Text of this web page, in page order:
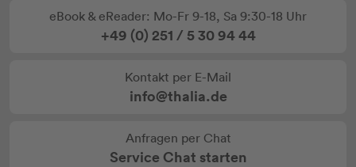
eBook & eReader: Mo-Fr 9-18, Sa 9:30-18 Uhr
+49 (0) 251 / 5 30 94 44
Kontakt per E-Mail
info@thalia.de
Anfragen per Chat
Service Chat starten